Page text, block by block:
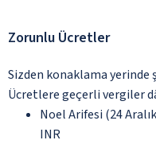
Zorunlu Ücretler
Sizden konaklama
Ücretlere geçerli vergiler
Noel Arifesi (24
INR